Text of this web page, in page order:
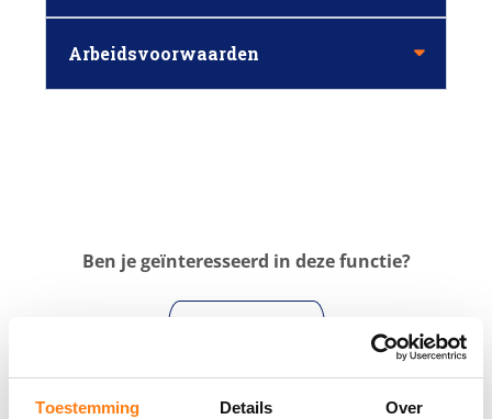
Toestemming Details Over
Arbeidsvoorwaarden
Ben je geïnteresseerd in deze functie?
BEL HR: +31 (0)30-2324 350